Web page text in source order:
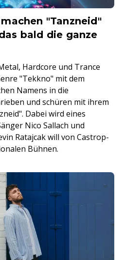
"Tanzneid"
bald die ganze
Hardcore und Trance
"Tekkno" mit dem
Namens in die
und schüren mit ihrem
Dabei wird eines
Nico Sallach und
Ratajcak will von Castrop-
Bühnen.